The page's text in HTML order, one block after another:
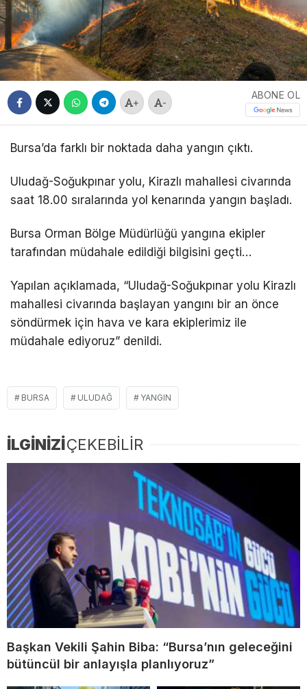
+ -
ABONE OL
Bursa’da farklı bir noktada daha yangın çıktı.
Uludağ-Soğukpınar yolu, Kirazlı mahallesi civarında
saat 18.00 sıralarında yol kenarında yangın başladı.
Bursa Orman Bölge Müdürlüğü yangına ekipler
tarafından müdahale edildiği bilgisini geçti…
Yapılan açıklamada, “Uludağ-Soğukpınar yolu Kirazlı
mahallesi civarında başlayan yangını bir an önce
söndürmek için hava ve kara ekiplerimiz ile
müdahale ediyoruz” denildi.
BURSA ULUDAĞ YANGIN
İLGİNİZİÇEKEBİLİR
Başkan Vekili Şahin Biba: “Bursa’nın geleceğini
bütüncül bir anlayışla planlıyoruz”